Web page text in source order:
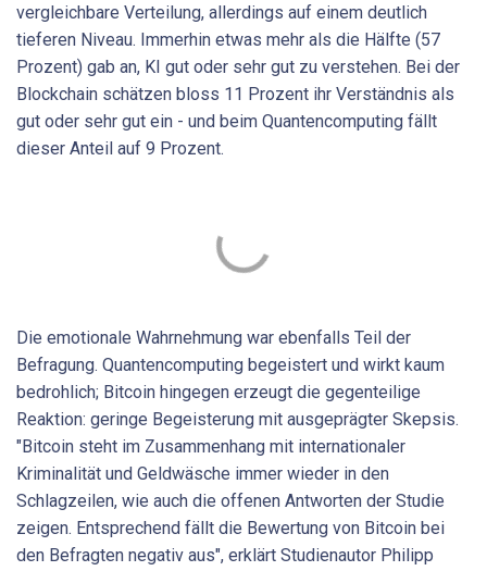
vergleichbare Verteilung, allerdings auf einem deutlich
tieferen Niveau. Immerhin etwas mehr als die Hälfte (57
Prozent) gab an, KI gut oder sehr gut zu verstehen. Bei der
Blockchain schätzen bloss 11 Prozent ihr Verständnis als
gut oder sehr gut ein - und beim Quantencomputing fällt
dieser Anteil auf 9 Prozent.
Die emotionale Wahrnehmung war ebenfalls Teil der
Befragung. Quantencomputing begeistert und wirkt kaum
bedrohlich; Bitcoin hingegen erzeugt die gegenteilige
Reaktion: geringe Begeisterung mit ausgeprägter Skepsis.
"Bitcoin steht im Zusammenhang mit internationaler
Kriminalität und Geldwäsche immer wieder in den
Schlagzeilen, wie auch die offenen Antworten der Studie
zeigen. Entsprechend fällt die Bewertung von Bitcoin bei
den Befragten negativ aus", erklärt Studienautor Philipp